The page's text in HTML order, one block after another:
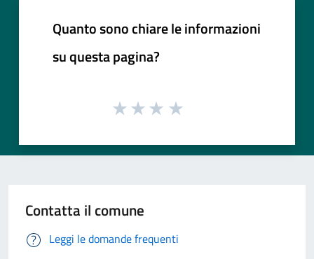
Quanto sono chiare le informazioni
su questa pagina?
Contatta il comune
Leggi le domande frequenti